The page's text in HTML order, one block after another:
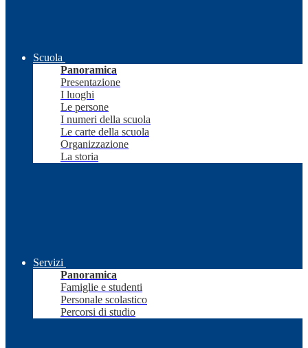
Scuola
Panoramica
Presentazione
I luoghi
Le persone
I numeri della scuola
Le carte della scuola
Organizzazione
La storia
Servizi
Panoramica
Famiglie e studenti
Personale scolastico
Percorsi di studio